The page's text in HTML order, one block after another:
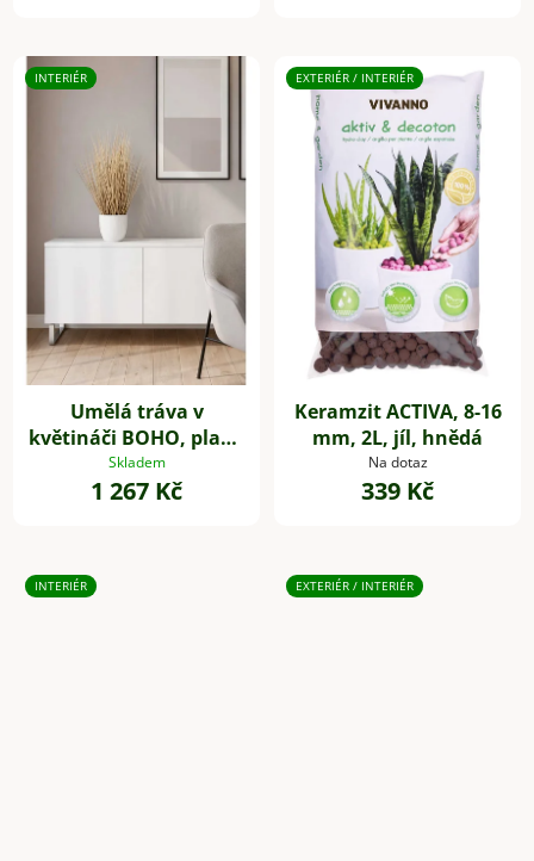
INTERIÉR
Umělá tráva v
květináči BOHO, plast,
výška 54 cm, béžová
Skladem
1 267 Kč
EXTERIÉR / INTERIÉR
Keramzit ACTIVA, 8-16
mm, 2L, jíl, hnědá
Na dotaz
339 Kč
INTERIÉR EXTERIÉR / INTERIÉR